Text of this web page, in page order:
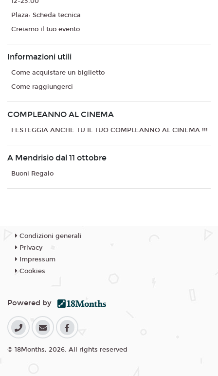
Plaza: Scheda tecnica
Creiamo il tuo evento
Informazioni utili
Come acquistare un biglietto
Come raggiungerci
COMPLEANNO AL CINEMA
FESTEGGIA ANCHE TU IL TUO COMPLEANNO AL CINEMA !!!
A Mendrisio dal 11 ottobre
Buoni Regalo
Condizioni generali
Privacy
Impressum
Cookies
Powered by
© 18Months, 2026. All rights reserved